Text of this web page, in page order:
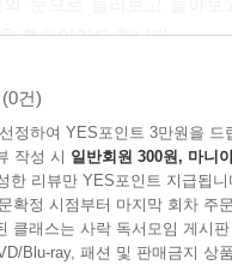
행위이기도 합니다.
’부터 2024년 노벨물리학
관계를 읽는
한 믿을 만한 조감도
기술 그리고 읽기가 어
‘디지털 시대의 휴머니
(0건)
정하여 YES포인트 3만원을 드
작성 시 일반회원 300원, 마니
한 리뷰만 YES포인트 지급됩니
확정 시점부터 마지막 회차 주
클래스는 사락 독서모임 게시
Blu-ray, 패션 및 판매금지 상